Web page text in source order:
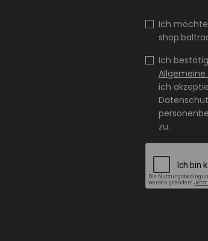
Ich
Ich
Allgemeine
ich
zu.